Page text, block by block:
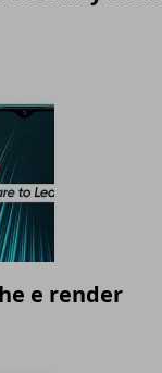
e render